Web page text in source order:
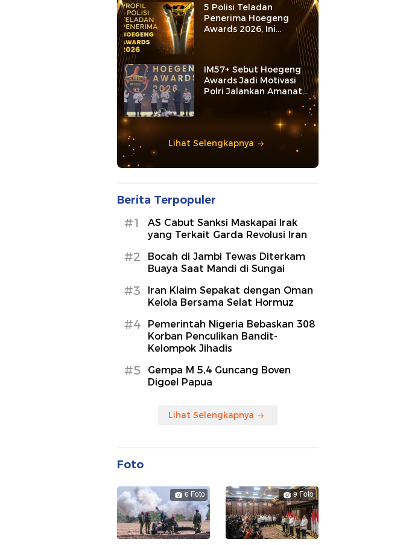
5 Polisi Teladan
Penerima Hoegeng
Awards 2026, Ini
Kategori dan Kiprahnya
IM57+ Sebut Hoegeng
Awards Jadi Motivasi
Polri Jalankan Amanat
Lihat Selengkapnya
Berita Terpopuler
#1
AS Cabut Sanksi Maskapai Irak
yang Terkait Garda Revolusi Iran
#2
Bocah di Jambi Tewas Diterkam
Buaya Saat Mandi di Sungai
#3
Iran Klaim Sepakat dengan Oman
Kelola Bersama Selat Hormuz
#4
Pemerintah Nigeria Bebaskan 308
Korban Penculikan Bandit-
Kelompok Jihadis
#5
Gempa M 5,4 Guncang Boven
Digoel Papua
Lihat Selengkapnya
Foto
6 Foto 9 Foto